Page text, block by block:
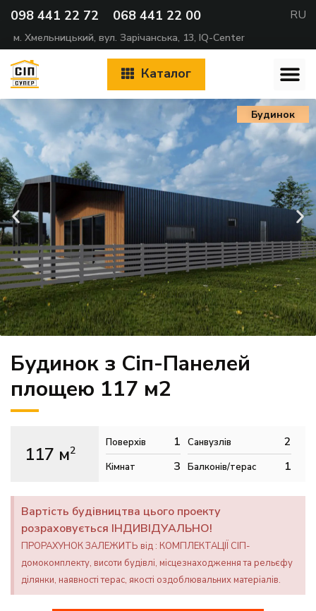
м. Хмельницький, вул. Зарічанська, 13, IQ-Center
098 441 22 72 068 441 22 00 RU
Каталог
Будинок
Будинок з Сіп-Панелей
площею 117 м2
117 м2
Поверхів 1
Кімнат 3
Санвузлів 2
Балконів/терас 1
Вартість будівництва цього проекту
розраховується ІНДИВІДУАЛЬНО!
ПРОРАХУНОК ЗАЛЕЖИТЬ від : КОМПЛЕКТАЦІЇ СІП-
домокомплекту, висоти будівлі, місцезнаходження та рельєфу
ділянки, наявності терас, якості оздоблювальних матеріалів.